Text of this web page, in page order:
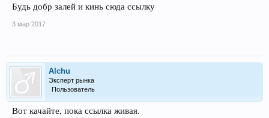
Будь добр залей и кинь сюда ссылку
3 мар 2017
Alchu
Эксперт рынка
Пользователь
Вот качайте, пока ссылка живая.